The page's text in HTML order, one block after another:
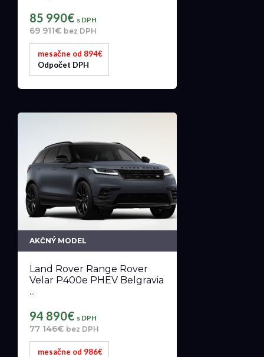
85 990€ s DPH
69 911€ bez DPH
mesačne od 894€
Odpočet DPH
AKČNÝ MODEL
Land Rover Range Rover
Velar P400e PHEV Belgravia
...
94 890€ s DPH
77 146€ bez DPH
mesačne od 986€